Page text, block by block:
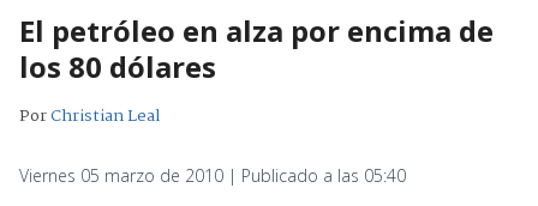
El petróleo en alza por encima de
los 80 dólares
PorChristian Leal
Viernes 05 marzo de 2010 | Publicado a las 05:40